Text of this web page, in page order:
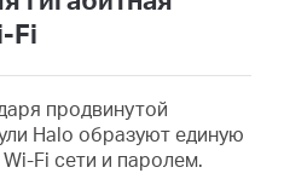
Fi
продвинутой
Halo образуют единую
Fi сети и паролем.